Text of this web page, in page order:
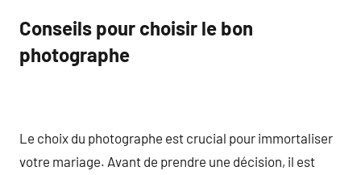
Conseils pour choisir le bon
photographe
Le choix du photographe est crucial pour immortaliser
votre mariage. Avant de prendre une décision, il est